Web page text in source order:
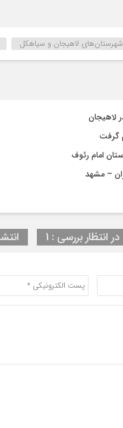
شهرستان‌های لاهیجان و سیاهکل
لاهیجان
گرفت
امام رئوف
– مشهد
در انتظار بررسی : 1